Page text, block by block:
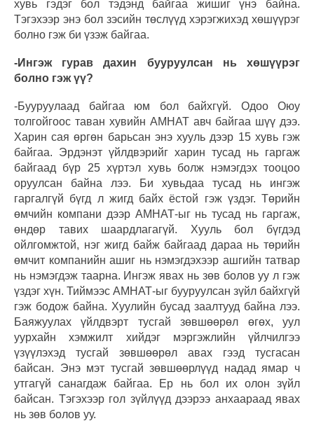
хувь гэдэг бол тэдэнд байгаа жишиг үнэ байна.
Тэгэхээр энэ бол зэсийн төслүүд хэрэгжихэд хөшүүрэг
болно гэж би үзэж байгаа.
-Ингэж гурав дахин бууруулсан нь хөшүүрэг
болно гэж үү?
-Бууруулаад байгаа юм бол байхгүй. Одоо Оюу
толгойгоос таван хувийн АМНАТ авч байгаа шүү дээ.
Харин сая өргөн барьсан энэ хууль дээр 15 хувь гэж
байгаа. Эрдэнэт үйлдвэрийг харин тусад нь гаргаж
байгаад бүр 25 хүртэл хувь болж нэмэгдэх тооцоо
оруулсан байна лээ. Би хувьдаа тусад нь ингэж
гаргалгүй бүгд л жигд байх ёстой гэж үздэг. Төрийн
өмчийн компани дээр АМНАТ-ыг нь тусад нь гаргаж,
өндөр тавих шаардлагагүй. Хууль бол бүгдэд
ойлгомжтой, нэг жигд байж байгаад дараа нь төрийн
өмчит компанийн ашиг нь нэмэгдэхээр ашгийн татвар
нь нэмэгдэж таарна. Ингэж явах нь зөв болов уу л гэж
үздэг хүн. Тиймээс АМНАТ-ыг бууруулсан зүйл байхгүй
гэж бодож байна. Хуулийн бусад заалтууд байна лээ.
Баяжуулах үйлдвэрт тусгай зөвшөөрөл өгөх, уул
уурхайн хэмжилт хийдэг мэргэжлийн үйлчилгээ
үзүүлэхэд тусгай зөвшөөрөл авах гээд тусгасан
байсан. Энэ мэт тусгай зөвшөөрлүүд надад ямар ч
утгагүй санагдаж байгаа. Ер нь бол их олон зүйл
байсан. Тэгэхээр гол зүйлүүд дээрээ анхаараад явах
нь зөв болов уу.